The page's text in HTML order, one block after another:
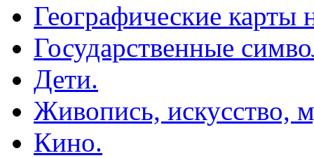
Географические карты
Государственные
Дети.
Живопись, искусство,
Кино.